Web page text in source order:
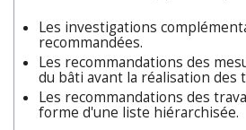
Les investigations
recommandées.
Les recommandations des
du bâti avant la réalisation des
Les recommandations des
forme d'une liste hiérarchisée.